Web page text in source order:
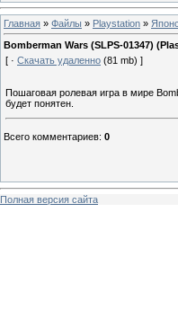
Главная » Файлы » Playstation »
Bomberman Wars (SLPS-01347)
[ · Скачать удаленно (81 mb) ]
Пошаговая ролевая игра в мире
будет понятен.
Всего комментариев: 0
Полная версия сайта